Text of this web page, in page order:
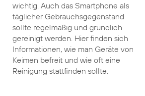
wichtig. Auch das Smartphone als
täglicher Gebrauchsgegenstand
sollte regelmäßig und gründlich
gereinigt werden. Hier finden sich
Informationen, wie man Geräte von
Keimen befreit und wie oft eine
Reinigung stattfinden sollte.